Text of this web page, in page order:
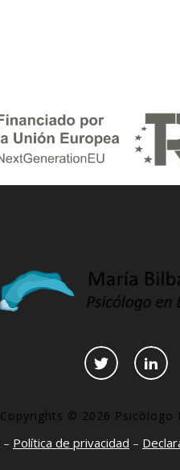
Copyrights © 2026 Psicólogo
– Política de privacidad –